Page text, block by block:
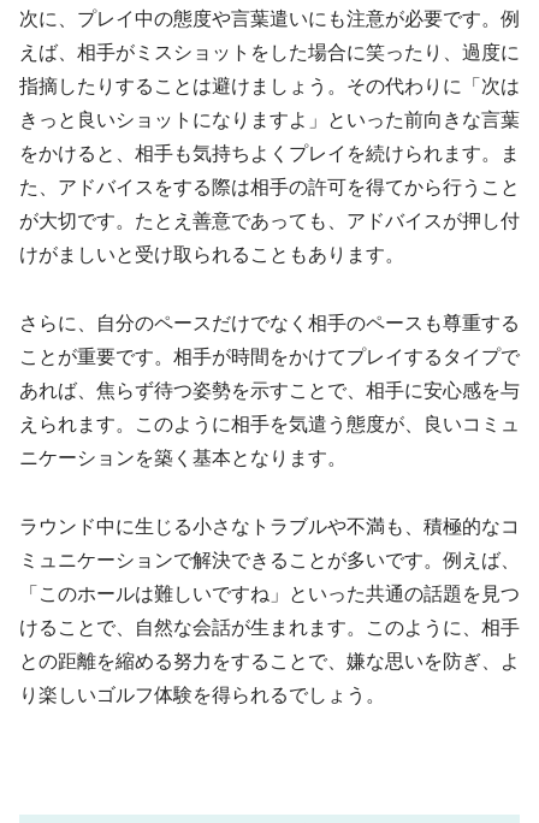
次に、プレイ中の態度や言葉遣いにも注意が必要です。例
えば、相手がミスショットをした場合に笑ったり、過度に
指摘したりすることは避けましょう。その代わりに「次は
きっと良いショットになりますよ」といった前向きな言葉
をかけると、相手も気持ちよくプレイを続けられます。ま
た、アドバイスをする際は相手の許可を得てから行うこと
が大切です。たとえ善意であっても、アドバイスが押し付
けがましいと受け取られることもあります。
さらに、自分のペースだけでなく相手のペースも尊重する
ことが重要です。相手が時間をかけてプレイするタイプで
あれば、焦らず待つ姿勢を示すことで、相手に安心感を与
えられます。このように相手を気遣う態度が、良いコミュ
ニケーションを築く基本となります。
ラウンド中に生じる小さなトラブルや不満も、積極的なコ
ミュニケーションで解決できることが多いです。例えば、
「このホールは難しいですね」といった共通の話題を見つ
けることで、自然な会話が生まれます。このように、相手
との距離を縮める努力をすることで、嫌な思いを防ぎ、よ
り楽しいゴルフ体験を得られるでしょう。